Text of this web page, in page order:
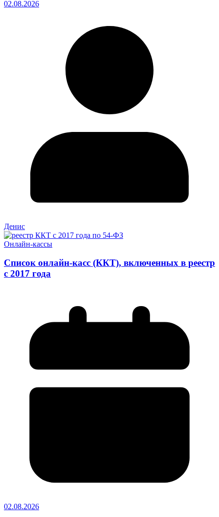
02.08.2026
Денис
Онлайн-кассы
Список онлайн-касс (ККТ), включенных в реестр
с 2017 года
02.08.2026